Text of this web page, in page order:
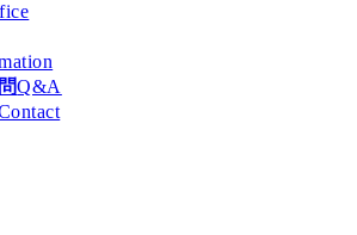
Q&A